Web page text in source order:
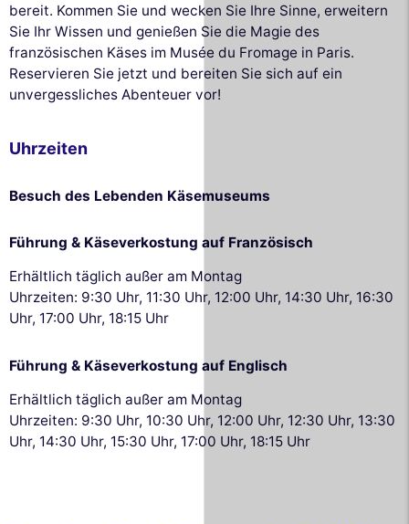
bereit. Kommen Sie und wecken Sie Ihre Sinne, erweitern
Sie Ihr Wissen und genießen Sie die Magie des
französischen Käses im Musée du Fromage in Paris.
Reservieren Sie jetzt und bereiten Sie sich auf ein
unvergessliches Abenteuer vor!
Uhrzeiten
Besuch des Lebenden Käsemuseums
Führung & Käseverkostung auf Französisch
Erhältlich täglich außer am Montag
Uhrzeiten: 9:30 Uhr, 11:30 Uhr, 12:00 Uhr, 14:30 Uhr, 16:30
Uhr, 17:00 Uhr, 18:15 Uhr
Führung & Käseverkostung auf Englisch
Erhältlich täglich außer am Montag
Uhrzeiten: 9:30 Uhr, 10:30 Uhr, 12:00 Uhr, 12:30 Uhr, 13:30
Uhr, 14:30 Uhr, 15:30 Uhr, 17:00 Uhr, 18:15 Uhr